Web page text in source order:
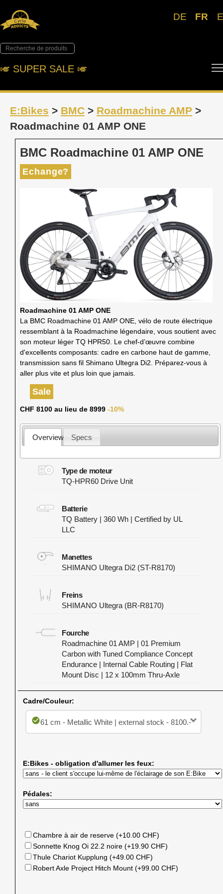
DE FR
🎺︎ SUPER SALE 🎺︎
E:Bikes > BMC > Roadmachine AMP >
Roadmachine 01 AMP ONE
BMC Roadmachine 01 AMP ONE
Echange?
Roadmachine 01 AMP ONE
La BMC Roadmachine 01 AMP ONE, vélo de route électrique
ressemblant à la Roadmachine légendaire, vous soutient avec
son moteur léger TQ HPR50. Le chef-d’œuvre combine
d'excellents composants: cadre en carbone haut de gamme,
transmission sans fil Shimano Ultegra Di2. Préparez-vous à
aller plus vite et plus loin que jamais.
Sale
CHF 8100 au lieu de 8999 -10%
Overview Specs
Type de moteur
TQ-HPR60 Drive Unit
Batterie
TQ Battery | 360 Wh | Certified by UL
LLC
Manettes
SHIMANO Ultegra Di2 (ST-R8170)
Freins
SHIMANO Ultegra (BR-R8170)
Fourche
Roadmachine 01 AMP | 01 Premium
Carbon with Tuned Compliance Concept
Endurance | Internal Cable Routing | Flat
Mount Disc | 12 x 100mm Thru-Axle
Cadre/Couleur:
check_circle61 cm - Metallic White | external stock - 8100.-
E:Bikes - obligation d'allumer les feux:
Pédales:
Chambre à air de reserve (+10.00 CHF)
Sonnette Knog Oi 22.2 noire (+19.90 CHF)
Thule Chariot Kupplung (+49.00 CHF)
Robert Axle Project Hitch Mount (+99.00 CHF)